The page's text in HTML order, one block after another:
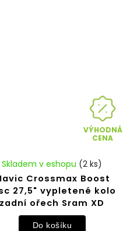
VÝHODNÁ
CENA
Crossmax Boost
27,5" vypletené kolo
zadní ořech Sram XD
Skladem v eshopu (2 ks)
Do košíku